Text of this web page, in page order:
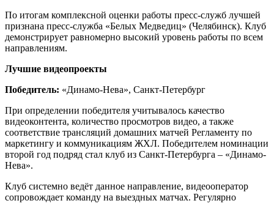
По итогам комплексной оценки работы пресс-служб лучшей
признана пресс-служба «Белых Медведиц» (Челябинск). Клуб
демонстрирует равномерно высокий уровень работы по всем
направлениям.
Лучшие видеопроекты
Победитель: «Динамо-Нева», Санкт-Петербург
При определении победителя учитывалось качество
видеоконтента, количество просмотров видео, а также
соответствие трансляций домашних матчей Регламенту по
маркетингу и коммуникациям ЖХЛ. Победителем номинации
второй год подряд стал клуб из Санкт-Петербурга – «Динамо-
Нева».
Клуб системно ведёт данное направление, видеооператор
сопровождает команду на выездных матчах. Регулярно